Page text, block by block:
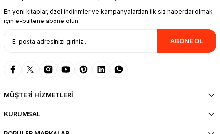
En yeni kitaplar, özel indirimler ve kampanyalardan ilk siz haberdar olmak
için e-bültene abone olun.
ABONE OL
MÜŞTERİ HİZMETLERİ
KURUMSAL